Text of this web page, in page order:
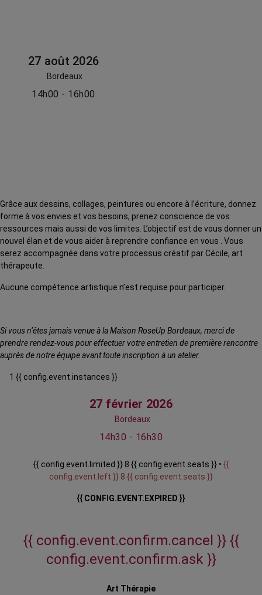
27 août 2026
Bordeaux
14h00 - 16h00
Grâce aux dessins, collages, peintures ou encore à l’écriture, donnez
forme à vos envies et vos besoins, prenez conscience de vos
ressources mais aussi de vos limites. L’objectif est de vous donner un
nouvel élan et de vous aider à reprendre confiance en vous . Vous
serez accompagnée dans votre processus créatif par Cécile, art
thérapeute.
Aucune compétence artistique n’est requise pour participer.
Si vous n’êtes jamais venue à la Maison RoseUp Bordeaux, merci de
prendre rendez-vous pour effectuer votre entretien de première rencontre
auprès de notre équipe avant toute inscription à un atelier.
1 {{ config.event.instances }}
27 février 2026
Bordeaux
14h30 - 16h30
{{ config.event.limited }} 8 {{ config.event.seats }} • {{
config.event.left }} 8 {{ config.event.seats }}
{{ CONFIG.EVENT.EXPIRED }}
{{ config.event.confirm.cancel }} {{
config.event.confirm.ask }}
Art Thérapie